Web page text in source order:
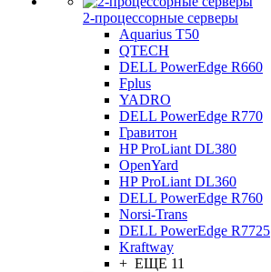
2-процессорные серверы
Aquarius T50
QTECH
DELL PowerEdge R660
Fplus
YADRO
DELL PowerEdge R770
Гравитон
HP ProLiant DL380
OpenYard
HP ProLiant DL360
DELL PowerEdge R760
Norsi-Trans
DELL PowerEdge R7725
Kraftway
+ ЕЩЕ 11